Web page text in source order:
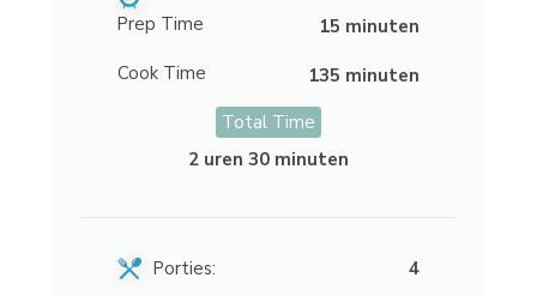
Prep Time
15 minuten
Cook Time
135 minuten
Total Time
2 uren 30 minuten
Porties: 4